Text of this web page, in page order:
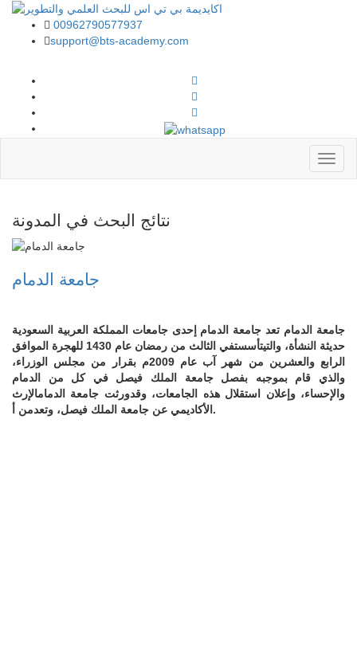
00962790577937
support@bts-academy.com
القائمة
نتائج البحث في المدونة
جامعة الدمام
جامعة الدمام تعد جامعة الدمام إحدى جامعات المملكة العربية السعودية
حديثة النشأة، والتيتأسستفي الثالث من رمضان عام 1430 للهجرة الموافق
الرابع والعشرين من شهر آب عام 2009م بقرار من مجلس الوزراء،
والذي قام بموجبه بفصل جامعة الملك فيصل في كل من الدمام
والإحساء، وإعلان استقلال هذه الجامعات، وقدورثت جامعة الدمامالإرث
الأكاديمي عن جامعة الملك فيصل، وتعدمن أ.